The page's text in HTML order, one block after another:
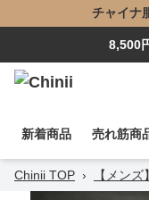
チャイナ
8,500
新着商品 売れ筋商
Chinii TOP › 【メン